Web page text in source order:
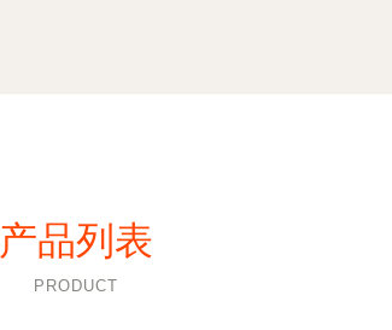
产品列表
PRODUCT